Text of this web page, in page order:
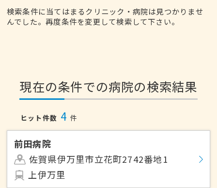
検索条件に当てはまるクリニック・病院は見つかりませ
んでした。再度条件を変更して検索して下さい。
現在の条件での病院の検索結果
ヒット件数 4 件
前田病院
佐賀県伊万里市立花町2742番地1
上伊万里